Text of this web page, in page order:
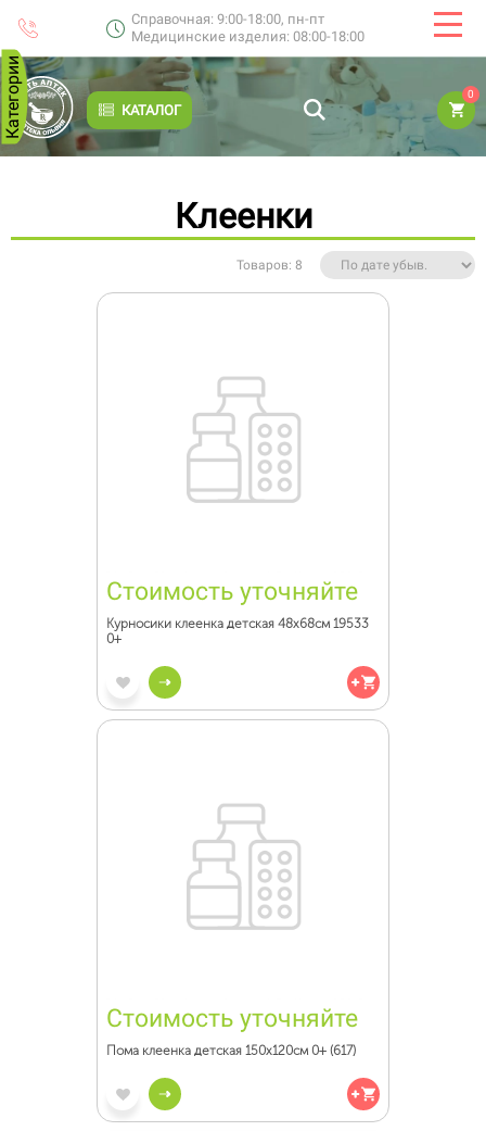
Справочная: 9:00-18:00, пн-пт
Медицинские изделия: 08:00-18:00
КАТАЛОГ
0
Категории
Клеенки
Товаров: 8
Стоимость уточняйте
Курносики клеенка детская 48х68см 19533
0+
Стоимость уточняйте
Пома клеенка детская 150х120см 0+ (617)